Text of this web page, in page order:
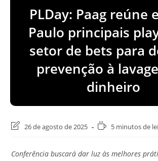
PLDay: Paag reúne
Paulo principais
setor de bets para
prevenção à
dinheiro
Última
post:
26 de agosto de 2025
Tempo5 minutos de
Conferência buscará dar luz às melhores